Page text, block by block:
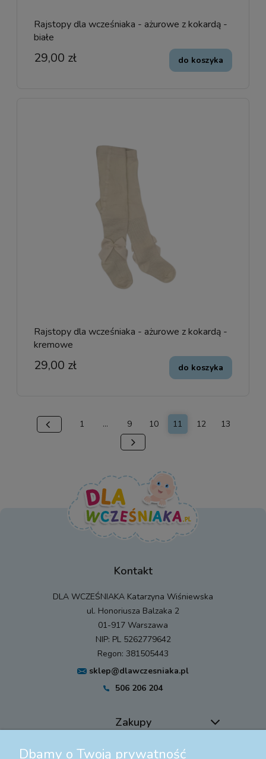
Rajstopy dla wcześniaka - ażurowe z kokardą -
białe
29,00 zł do koszyka
Rajstopy dla wcześniaka - ażurowe z kokardą -
kremowe
29,00 zł do koszyka
1 ... 9 10 11 12 13
Kontakt
DLA WCZEŚNIAKA Katarzyna Wiśniewska
ul. Honoriusza Balzaka 2
01-917 Warszawa
NIP: PL 5262779642
Regon: 381505443
sklep@dlawczesniaka.pl
506 206 204
Zakupy
Pomoc
Dbamy o Twoją prywatność